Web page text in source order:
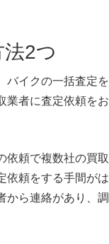
2つ
バイクの一括査定を
業者に査定依頼をお
依頼で複数社の買取
依頼をする手間がは
から連絡があり、調